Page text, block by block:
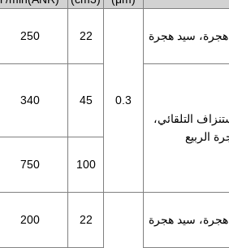
250 22
0.3
سيد هجرة
340
45
التلقائي،
الربيع
750 100
200 22 سيد هجرة